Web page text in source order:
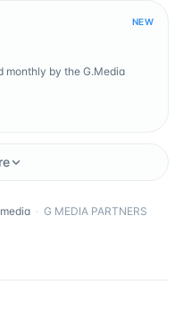
NEW
monthly by the G.Media
· G MEDIA PARTNERS